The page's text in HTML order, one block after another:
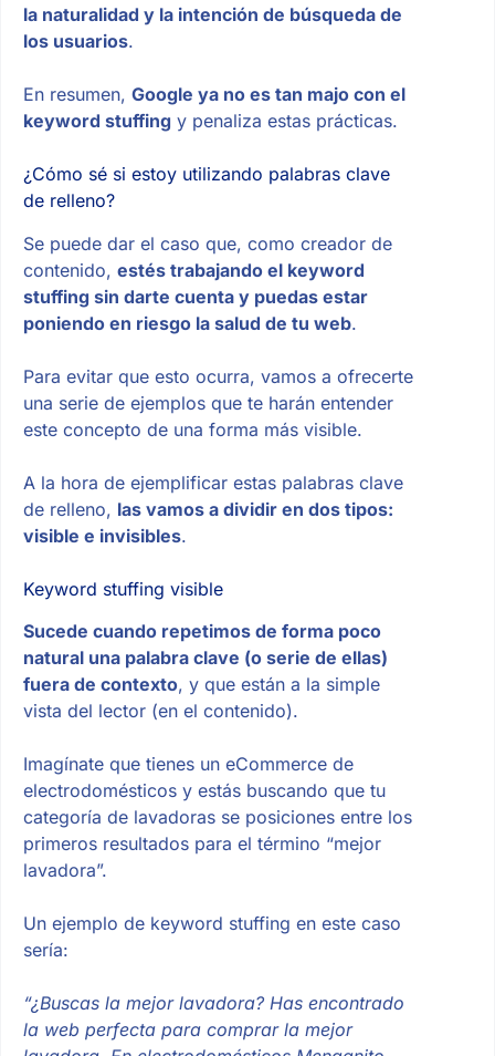
la naturalidad y la intención de búsqueda de
los usuarios.
En resumen, Google ya no es tan majo con el
keyword stuffing y penaliza estas prácticas.
¿Cómo sé si estoy utilizando palabras clave
de relleno?
Se puede dar el caso que, como creador de
contenido, estés trabajando el keyword
stuffing sin darte cuenta y puedas estar
poniendo en riesgo la salud de tu web.
Para evitar que esto ocurra, vamos a ofrecerte
una serie de ejemplos que te harán entender
este concepto de una forma más visible.
A la hora de ejemplificar estas palabras clave
de relleno, las vamos a dividir en dos tipos:
visible e invisibles.
Keyword stuffing visible
Sucede cuando repetimos de forma poco
natural una palabra clave (o serie de ellas)
fuera de contexto, y que están a la simple
vista del lector (en el contenido).
Imagínate que tienes un eCommerce de
electrodomésticos y estás buscando que tu
categoría de lavadoras se posiciones entre los
primeros resultados para el término “mejor
lavadora”.
Un ejemplo de keyword stuffing en este caso
sería:
“¿Buscas la mejor lavadora? Has encontrado
la web perfecta para comprar la mejor